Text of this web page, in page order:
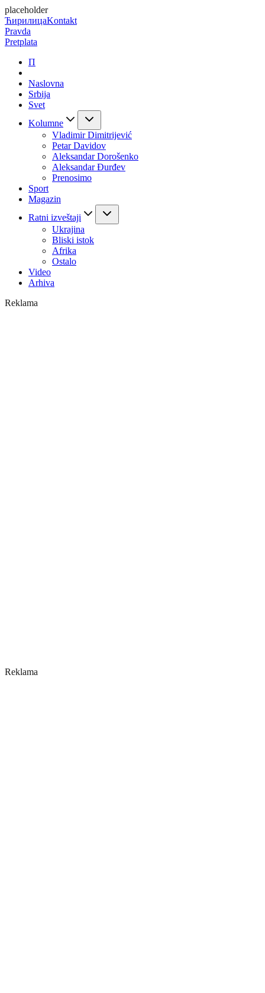
placeholder
ЋирилицаKontakt
Pravda
Pretplata
П
Naslovna
Srbija
Svet
Kolumne
Vladimir Dimitrijević
Petar Davidov
Aleksandar Dorošenko
Aleksandar Đurđev
Prenosimo
Sport
Magazin
Ratni izveštaji
Ukrajina
Bliski istok
Afrika
Ostalo
Video
Arhiva
Reklama
Reklama